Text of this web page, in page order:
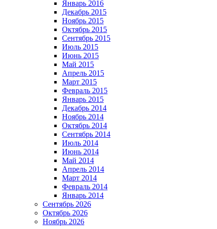
Январь 2016
Декабрь 2015
Ноябрь 2015
Октябрь 2015
Сентябрь 2015
Июль 2015
Июнь 2015
Май 2015
Апрель 2015
Март 2015
Февраль 2015
Январь 2015
Декабрь 2014
Ноябрь 2014
Октябрь 2014
Сентябрь 2014
Июль 2014
Июнь 2014
Май 2014
Апрель 2014
Март 2014
Февраль 2014
Январь 2014
Сентябрь 2026
Октябрь 2026
Ноябрь 2026